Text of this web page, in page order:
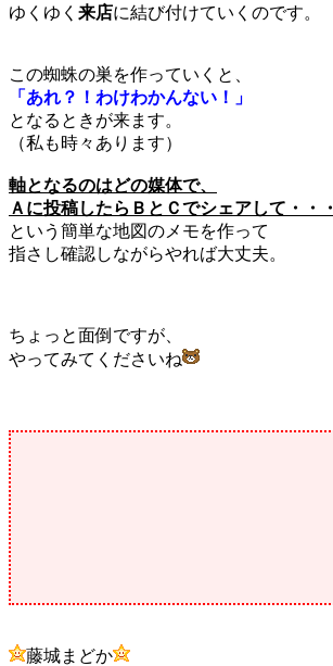
ゆくゆく 来店に結び付けていくのです。
この蜘蛛の巣を作っていくと、
「あれ？！わけわかんない！」
となるときが来ます。
（私も時々あります）
軸となるのはどの媒体で、
Ａに投稿したらＢとＣでシェアして・・・
という簡単な地図のメモを作って
指さし確認しながらやれば大丈夫。
ちょっと面倒ですが、
やってみてくださいね
藤城まどか